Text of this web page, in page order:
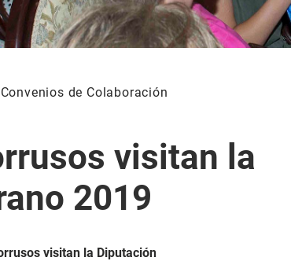
Convenios de Colaboración
visitan la
2019
visitan la Diputación